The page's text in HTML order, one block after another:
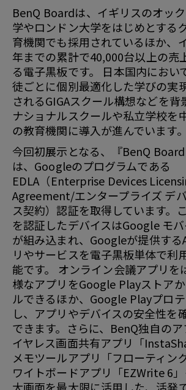
BenQ Boardは、イギリスのオッ
学やロンドン大学をはじめとする
育機関でも採用されているほか、
年までの累計で40,000台以上の売
る電子黒板です。 日本国内におい
徒ごとに個別最適化した学びの実
されるGIGAスクール構想などを背
ナショナルスクールや私立学校を
の教育機関に導入が進んでいます。
今回初展示となる、『BenQ Board
は、Googleのプログラムである
EDLA（Enterprise Devices
Agreement/エンタープライズ デ
ス契約）認証を取得しています。
を認証したデバイスはGoogle モ
が組み込まれ、Googleが提供す
リやサービスを電子黒板単体で利
能です。 オンライン会議アプリを
様なアプリをGoogle Playストア
ルできるほか、Google Playプロ
し、アプリやデバイスの安全性を
できます。さらに、BenQ独自の
イヤレス画面共有アプリ「
メモツールアプリ「フローティン
ワイトボードアプリ「EZWrite 6」
大画面を最大限に活用した、活発